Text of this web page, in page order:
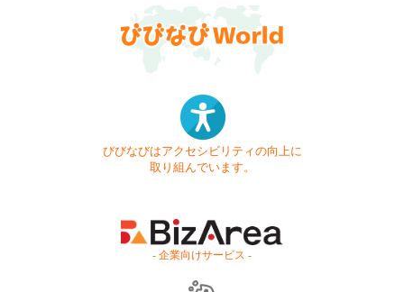
びびなびはアクセシビリティの向上に
取り組んでいます。
- 企業向けサービス -